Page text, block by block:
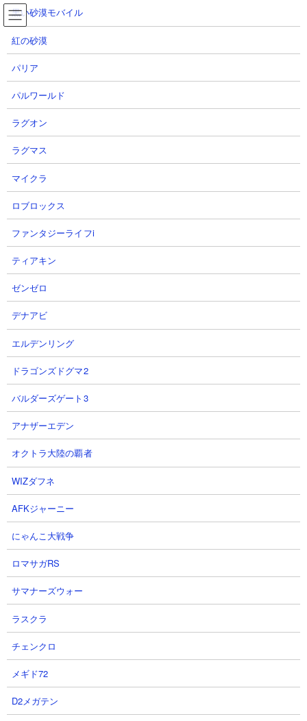
コ
ン
ナ
ビ
ワルプルギスの夜 舞台装置の魔女（1周目～XX周
TOP
にゃんこ大戦争
ワルプルギスの夜 舞台装置の魔女（1周目～XX周目） 攻略動画集
ワルプルギスの夜 舞台装置の魔女（1周目～XX周
目） 攻略動画集
【ステージ概要】
イベント強襲ステージ「ワルプルギスの夜」の「舞台装置の魔女
（1周目～XX周目）」
BOSSはワルプルギスの夜1体のみで他に取り巻きは出てきません
が、このBOSSがとんでもない能力の高さを持っています。全妨害
無効な上に射程1,500の範囲攻撃で必ずクリティカル。さらに動き
は遅くするわ、城への攻撃力は4倍だわでやりたい放題です。にゃ
んコンボの魔女キラーを使ってまどかマギカコラボキャラで押し
切るか、足の速い大狂乱ライオンやゴロにゃーんをタイミングよ
く連打して足を止めるか、そのどちらかの攻略法を取ることにな
るでしょう。
注意すべき敵
ワルプルギスの夜（XX周目時ステータス）
黒い砂漠モバイル
紅の砂漠
パリア
パルワールド
ラグオン
ラグマス
マイクラ
ロブロックス
ファンタジーライフi
ティアキン
ゼンゼロ
デナアビ
エルデンリング
ドラゴンズドグマ2
バルダーズゲート3
アナザーエデン
オクトラ大陸の覇者
WIZダフネ
AFKジャーニー
にゃんこ大戦争
ロマサガRS
サマナーズウォー
ラスクラ
チェンクロ
メギド72
D2メガテン